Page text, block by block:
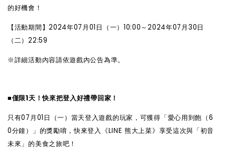
的好機會！
【活動期間】2024年07月01日（一）10:00～2024年07月30日
（二）22:59
※詳細活動內容請依遊戲內公告為準。
■僅限1天！快來把登入好禮帶回家！
只有07月01日（一）當天登入遊戲的玩家，可獲得「愛心用到飽（6
0分鐘）」的獎勵唷，快來登入 《LINE熊大上菜》 享受這次與「初音
未來」的美食之旅吧 ！